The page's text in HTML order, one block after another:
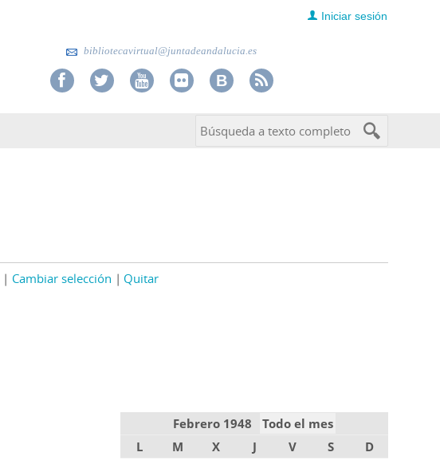
Iniciar sesión
bibliotecavirtual@juntadeandalucia.es
Cambiar selección Quitar
Febrero 1948
Todo el mes
L
M X J V S
D